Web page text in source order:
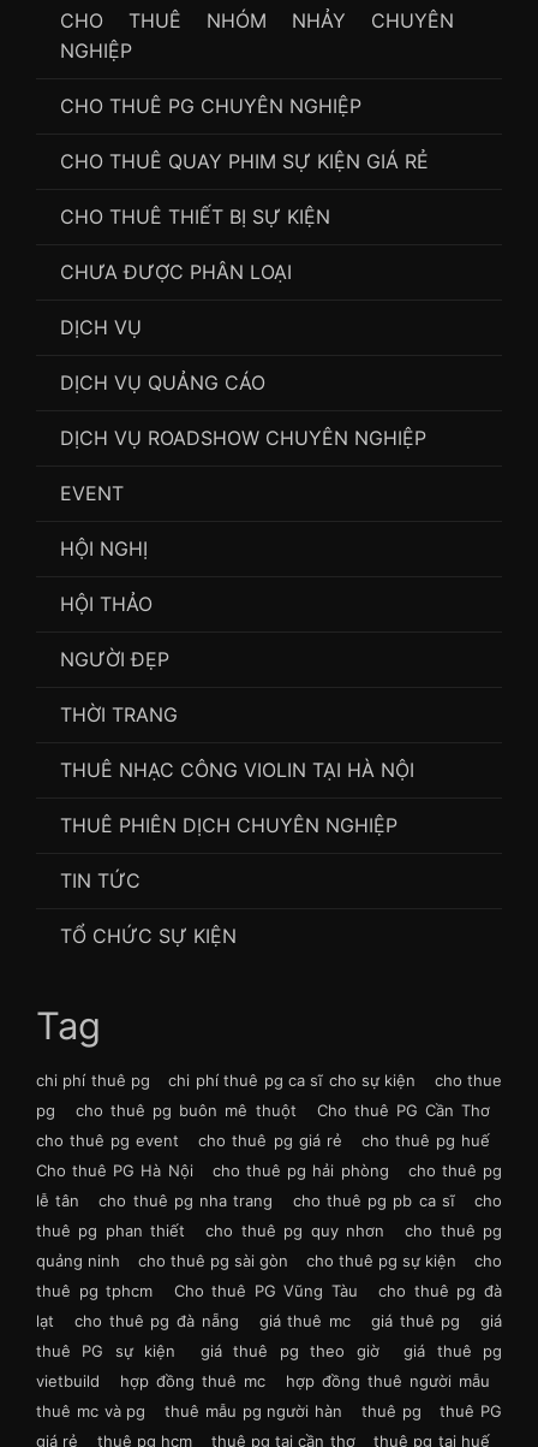
CHO THUÊ NHÓM NHẢY CHUYÊN
NGHIỆP
CHO THUÊ PG CHUYÊN NGHIỆP
CHO THUÊ QUAY PHIM SỰ KIỆN GIÁ RẺ
CHO THUÊ THIẾT BỊ SỰ KIỆN
CHƯA ĐƯỢC PHÂN LOẠI
DỊCH VỤ
DỊCH VỤ QUẢNG CÁO
DỊCH VỤ ROADSHOW CHUYÊN NGHIỆP
EVENT
HỘI NGHỊ
HỘI THẢO
NGƯỜI ĐẸP
THỜI TRANG
THUÊ NHẠC CÔNG VIOLIN TẠI HÀ NỘI
THUÊ PHIÊN DỊCH CHUYÊN NGHIỆP
TIN TỨC
TỔ CHỨC SỰ KIỆN
Tag
chi phí thuê pg chi phí thuê pg ca sĩ cho sự kiện
cho thue
pg
cho thuê pg buôn mê thuột
Cho thuê PG Cần Thơ
cho thuê pg event
cho thuê pg giá rẻ
cho thuê pg huế
Cho thuê PG Hà Nội
cho thuê pg hải phòng
cho thuê pg
lễ tân
cho thuê pg nha trang cho thuê pg pb ca sĩ
cho
thuê pg phan thiết
cho thuê pg quy nhơn
cho thuê pg
quảng ninh
cho thuê pg sài gòn cho thuê pg sự kiện
cho
thuê pg tphcm
Cho thuê PG Vũng Tàu
cho thuê pg đà
lạt
cho thuê pg đà nẵng giá thuê mc giá thuê pg
giá
thuê PG sự kiện
giá thuê pg theo giờ
giá thuê pg
vietbuild
hợp đồng thuê mc
hợp đồng thuê người mẫu
thuê mc và pg
thuê mẫu pg người hàn thuê pg
thuê PG
giá rẻ
thuê pg hcm thuê pg tại cần thơ thuê pg tại huế